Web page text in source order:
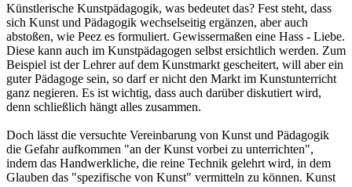
Künstlerische Kunstpädagogik, was bedeutet das? Fest steht, dass
sich Kunst und Pädagogik wechselseitig ergänzen, aber auch
abstoßen, wie Peez es formuliert. Gewissermaßen eine Hass - Liebe.
Diese kann auch im Kunstpädagogen selbst ersichtlich werden. Zum
Beispiel ist der Lehrer auf dem Kunstmarkt gescheitert, will aber ein
guter Pädagoge sein, so darf er nicht den Markt im Kunstunterricht
ganz negieren. Es ist wichtig, dass auch darüber diskutiert wird,
denn schließlich hängt alles zusammen.
Doch lässt die versuchte Vereinbarung von Kunst und Pädagogik
die Gefahr aufkommen "an der Kunst vorbei zu unterrichten",
indem das Handwerkliche, die reine Technik gelehrt wird, in dem
Glauben das "spezifische von Kunst" vermitteln zu können. Kunst